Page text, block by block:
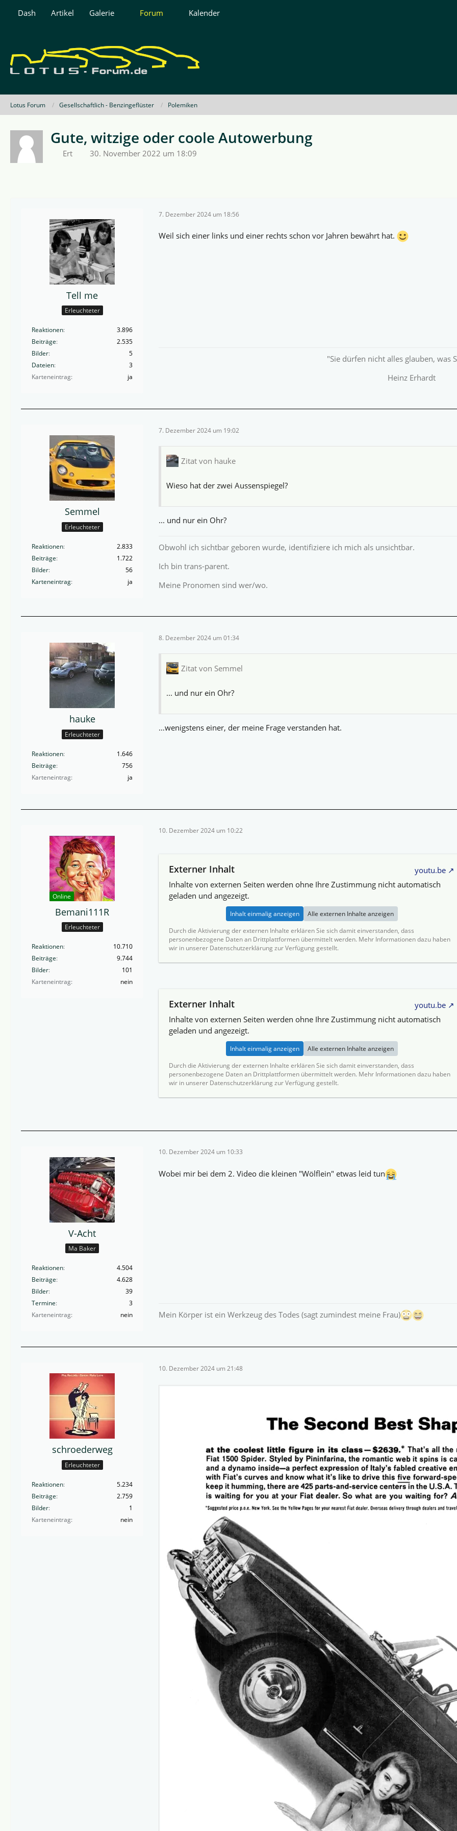
Dash Artikel Galerie Forum Kalender
Lotus Forum Gesellschaftlich - Benzingeflüster Polemiken
Gute, witzige oder coole Autowerbung
Ert 30. November 2022 um 18:09
Tell me
Erleuchteter
Reaktionen
3.896
Beiträge
2.535
Bilder
5
Dateien
3
Karteneintrag
ja
7. Dezember 2024 um 18:56
Weil sich einer links und einer rechts schon vor Jahren bewährt hat.
"Sie dürfen nicht alles glauben, was
Heinz Erhardt
Semmel
Erleuchteter
Reaktionen
2.833
Beiträge
1.722
Bilder
56
Karteneintrag
ja
7. Dezember 2024 um 19:02
Zitat von hauke
Wieso hat der zwei Aussenspiegel?
... und nur ein Ohr?
Obwohl ich sichtbar geboren wurde, identifiziere ich mich als unsichtbar.
Ich bin trans-parent.
Meine Pronomen sind wer/wo.
hauke
Erleuchteter
Reaktionen
1.646
Beiträge
756
Karteneintrag
ja
8. Dezember 2024 um 01:34
Zitat von Semmel
... und nur ein Ohr?
…wenigstens einer, der meine Frage verstanden hat.
Online
Bemani111R
Erleuchteter
Reaktionen
10.710
Beiträge
9.744
Bilder
101
Karteneintrag
nein
10. Dezember 2024 um 10:22
Externer Inhalt
youtu.be
Inhalte von externen Seiten werden ohne Ihre Zustimmung nicht automatisch
geladen und angezeigt.
Inhalt einmalig anzeigen
Alle externen Inhalte anzeigen
Durch die Aktivierung der externen Inhalte erklären Sie sich damit einverstanden, dass
personenbezogene Daten an Drittplattformen übermittelt werden. Mehr Informationen dazu haben
wir in unserer Datenschutzerklärung zur Verfügung gestellt.
Externer Inhalt
youtu.be
Inhalte von externen Seiten werden ohne Ihre Zustimmung nicht automatisch
geladen und angezeigt.
Inhalt einmalig anzeigen
Alle externen Inhalte anzeigen
Durch die Aktivierung der externen Inhalte erklären Sie sich damit einverstanden, dass
personenbezogene Daten an Drittplattformen übermittelt werden. Mehr Informationen dazu haben
wir in unserer Datenschutzerklärung zur Verfügung gestellt.
V-Acht
Ma Baker
Reaktionen
4.504
Beiträge
4.628
Bilder
39
Termine
3
Karteneintrag
nein
10. Dezember 2024 um 10:33
Wobei mir bei dem 2. Video die kleinen "Wölflein" etwas leid tun
Mein Körper ist ein Werkzeug des Todes (sagt zumindest meine Frau)
schroederweg
Erleuchteter
Reaktionen
5.234
Beiträge
2.759
Bilder
1
Karteneintrag
nein
10. Dezember 2024 um 21:48